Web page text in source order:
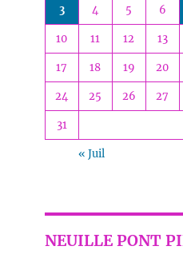
3 4 5 6
10 11 12 13
17 18 19 20
24 25 26 27
31
« Juil
NEUILLE PONT